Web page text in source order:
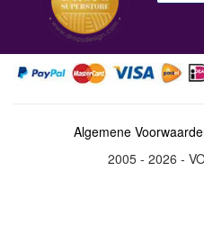
Algemene
2005 - 2026 -